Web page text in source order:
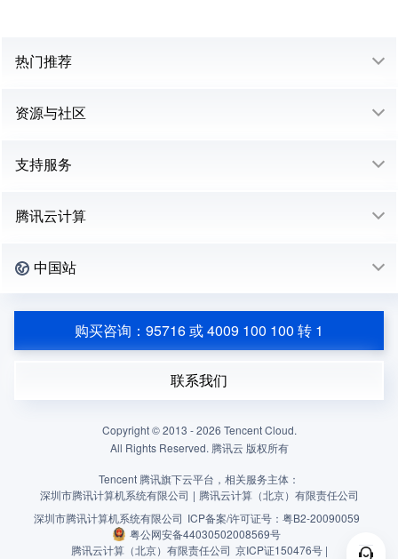
热门推荐
资源与社区
支持服务
腾讯云计算
中国站
购买咨询：95716 或 4009 100 100 转 1
联系我们
Copyright © 2013 -2026 Tencent Cloud.
All Rights Reserved. 腾讯云 版权所有
Tencent 腾讯旗下云平台，相关服务主体：
深圳市腾讯计算机系统有限公司 | 腾讯云计算（北京）有限责任公司
深圳市腾讯计算机系统有限公司 ICP备案/许可证号： 粤B2-20090059
粤公网安备44030502008569号
腾讯云计算（北京）有限责任公司 京ICP证150476号 |